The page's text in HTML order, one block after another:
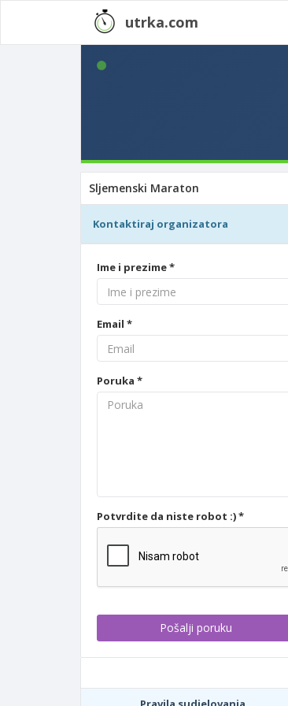
utrka.com
Sljemenski Maraton
Kontaktiraj organizatora
Ime i prezime *
Email *
Poruka *
Potvrdite da niste robot :) *